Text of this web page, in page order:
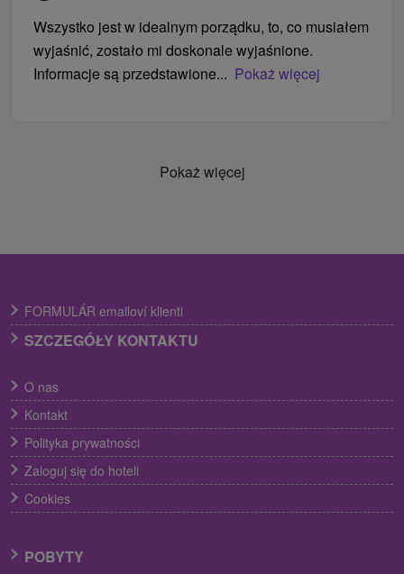
Wszystko jest w idealnym porządku, to, co musiałem
wyjaśnić, zostało mi doskonale wyjaśnione.
Informacje są przedstawione... Pokaż więcej
Pokaż więcej
FORMULÁR emailoví klienti
SZCZEGÓŁY KONTAKTU
O nas
Kontakt
Polityka prywatności
Zaloguj się do hoteli
Cookies
POBYTY